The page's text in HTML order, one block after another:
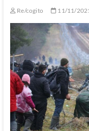
Re/cogito 11/11/